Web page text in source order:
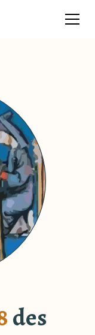
des